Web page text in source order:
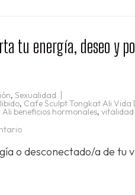
tu energía, deseo y
, Sexualidad
, Cafe Sculpt Tongkat Ali Vida
beneficios hormonales, vitalidad
en
Café
Sculpt
o desconectado/a de tu